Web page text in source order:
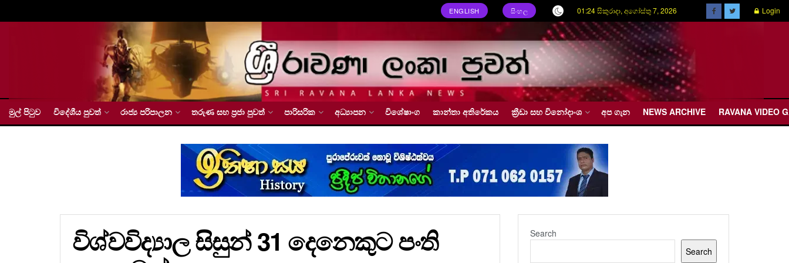
ENGLISH සිංහල 01:24 සිකුරාදා, අගෝස්තු 7, 2026 Login
මුල් පිටුව විදේශීය පුවත් රාජ්‍ය පරිපාලන තරුණ සහ ප්‍රජා පුවත් පාරිසරික අධ්‍යාපන විශේෂාංග කාන්තා අතිරේකය ක්‍රීඩා සහ විනෝදාංශ අප ගැන NEWS ARCHIVE RAVANA VIDEO
විශ්වවිද්‍යාල සිසුන් 31 දෙනෙකුට පංති
Search
Search